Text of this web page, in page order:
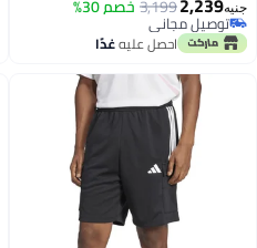
جنيه 3,199خصم 30%
توصيل مجاني
توصيل مجانياحصل عليهغدًا